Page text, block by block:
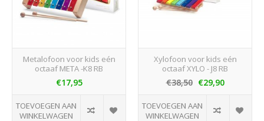
Metalofoon voor kids eén
octaaf META -K8 RB
€17,95
TOEVOEGEN AAN
WINKELWAGEN
Xylofoon voor kids eén
octaaf XYLO - J8 RB
€38,50 €29,90
TOEVOEGEN AAN
WINKELWAGEN